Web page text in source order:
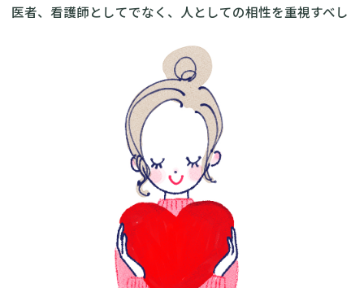
医者、看護師としてでなく、人としての相性を重視すべし